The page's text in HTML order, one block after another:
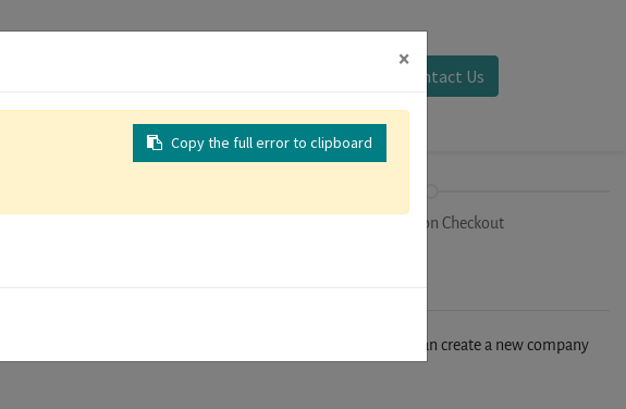
Contact Us
Registration Checkout
form. If you don't find your company in our database, you can create a new company
×
Copy the full error to clipboard